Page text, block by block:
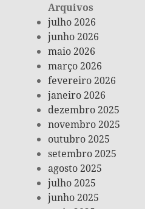
Arquivos
julho 2026
junho 2026
maio 2026
março 2026
fevereiro 2026
janeiro 2026
dezembro 2025
novembro 2025
outubro 2025
setembro 2025
agosto 2025
julho 2025
junho 2025